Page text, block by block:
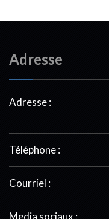
Adresse
Adresse :
Téléphone :
Courriel :
Media sociaux :